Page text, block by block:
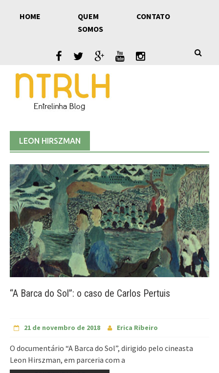
HOME
QUEM
SOMOS
CONTATO
LEON HIRSZMAN
“A Barca do Sol”: o caso de Carlos Pertuis
21 de novembro de 2018 Erica Ribeiro
O documentário “A Barca do Sol”, dirigido pelo cineasta
Leon Hirszman, em parceria com a